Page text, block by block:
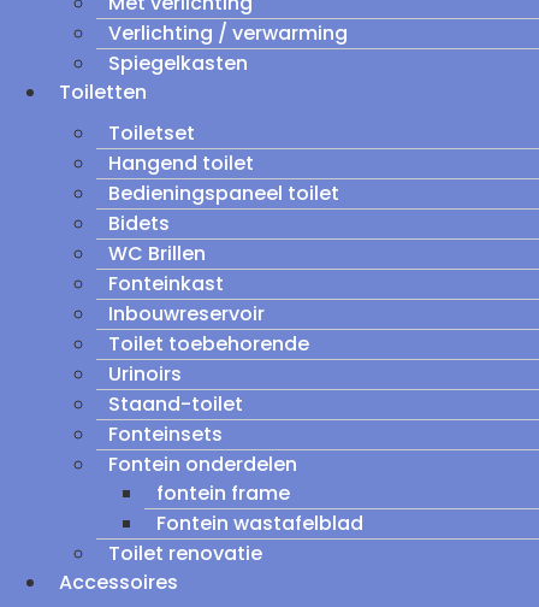
Verlichting / verwarming
Spiegelkasten
Toiletten
Toiletset
Hangend toilet
Bedieningspaneel toilet
Bidets
WC Brillen
Fonteinkast
Inbouwreservoir
Toilet toebehorende
Urinoirs
Staand-toilet
Fonteinsets
Fontein onderdelen
fontein frame
Fontein wastafelblad
Toilet renovatie
Accessoires